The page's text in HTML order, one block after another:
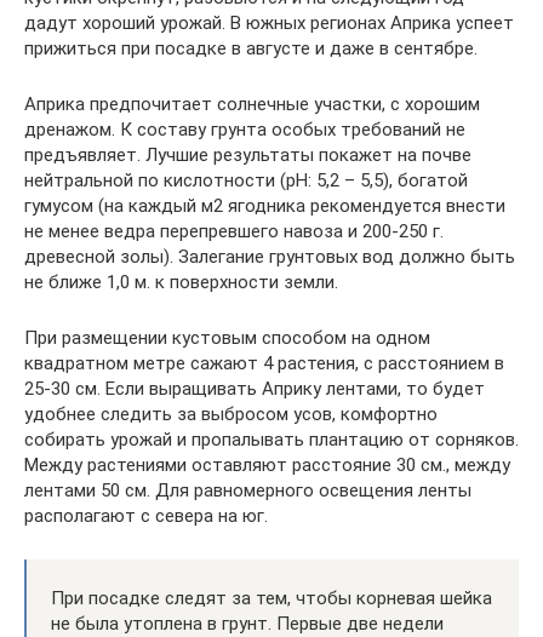
дадут хороший урожай. В южных регионах Априка успеет
прижиться при посадке в августе и даже в сентябре.
Априка предпочитает солнечные участки, с хорошим
дренажом. К составу грунта особых требований не
предъявляет. Лучшие результаты покажет на почве
нейтральной по кислотности (pH: 5,2 – 5,5), богатой
гумусом (на каждый м2 ягодника рекомендуется внести
не менее ведра перепревшего навоза и 200-250 г.
древесной золы). Залегание грунтовых вод должно быть
не ближе 1,0 м. к поверхности земли.
При размещении кустовым способом на одном
квадратном метре сажают 4 растения, с расстоянием в
25-30 см. Если выращивать Априку лентами, то будет
удобнее следить за выбросом усов, комфортно
собирать урожай и пропалывать плантацию от сорняков.
Между растениями оставляют расстояние 30 см., между
лентами 50 см. Для равномерного освещения ленты
располагают с севера на юг.
При посадке следят за тем, чтобы корневая шейка
не была утоплена в грунт. Первые две недели